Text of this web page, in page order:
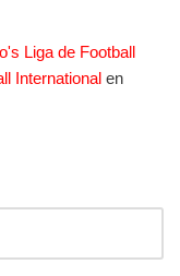
Liga de Football
International en